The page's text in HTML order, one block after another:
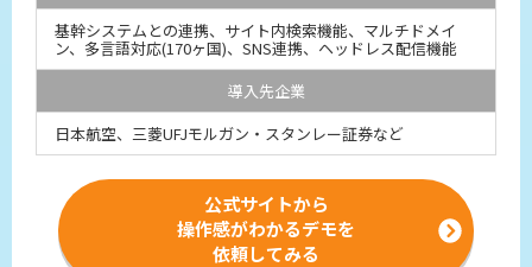
基幹システムとの連携、サイト内検索機能、マルチドメイ
ン、多言語対応(170ヶ国)、SNS連携、ヘッドレス配信機能
導入先企業
日本航空、三菱UFJモルガン・スタンレー証券など
公式サイトから
操作感がわかるデモを
依頼してみる